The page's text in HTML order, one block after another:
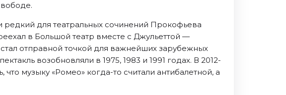
редкий для театральных сочинений Прокофьева
в Большой театр вместе с Джульеттой —
отправной точкой для важнейших зарубежных
возобновляли в 1975, 1983 и 1991 годах. В 2012-
музыку «Ромео» когда-то считали антибалетной, а